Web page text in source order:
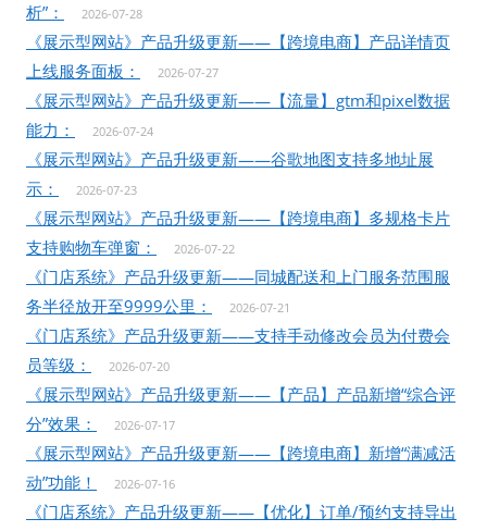
析”：
2026-07-28
《展示型网站》产品升级更新——【跨境电商】产品详情页
上线服务面板：
2026-07-27
《展示型网站》产品升级更新——【流量】gtm和pixel数据
能力：
2026-07-24
《展示型网站》产品升级更新——谷歌地图支持多地址展
示：
2026-07-23
《展示型网站》产品升级更新——【跨境电商】多规格卡片
支持购物车弹窗：
2026-07-22
《门店系统》产品升级更新——同城配送和上门服务范围服
务半径放开至9999公里：
2026-07-21
《门店系统》产品升级更新——支持手动修改会员为付费会
员等级：
2026-07-20
《展示型网站》产品升级更新——【产品】产品新增“综合评
分”效果：
2026-07-17
《展示型网站》产品升级更新——【跨境电商】新增“满减活
动”功能！
2026-07-16
《门店系统》产品升级更新——【优化】订单/预约支持导出